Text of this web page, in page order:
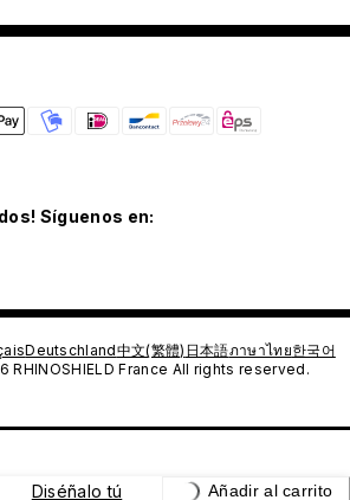
Diséñalo tú Añadir al carrito
Síguenos en:
Deutschland中文(繁體) 日本語ภาษาไทย한국어
RHINOSHIELD France All rights reserved.